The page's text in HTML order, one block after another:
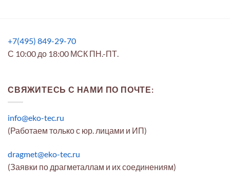
+7(495) 849-29-70
С 10:00 до 18:00 МСК ПН.-ПТ.
СВЯЖИТЕСЬ С НАМИ ПО ПОЧТЕ:
info@eko-tec.ru
(Работаем только с юр. лицами и ИП)
dragmet@eko-tec.ru
(Заявки по драгметаллам и их соединениям)